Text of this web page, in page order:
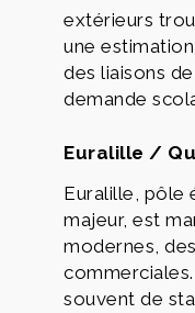
extérieurs
une
des liaisons
demande
Euralille /
Euralille, pôle
majeur, est
modernes,
souvent de